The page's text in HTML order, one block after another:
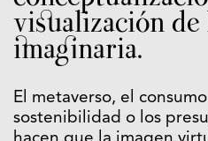
visualización
imaginaria.
El metaverso, el
sostenibilidad o los